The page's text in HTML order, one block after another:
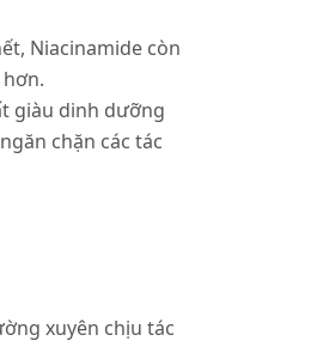
Niacinamide còn
giàu dinh dưỡng
chặn các tác
xuyên chịu tác